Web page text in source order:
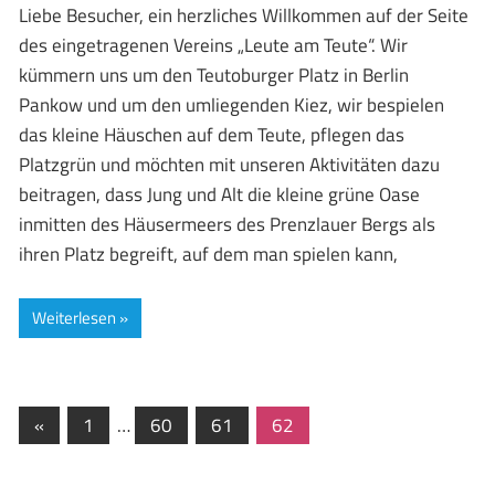
Liebe Besucher, ein herzliches Willkommen auf der Seite
des eingetragenen Vereins „Leute am Teute“. Wir
kümmern uns um den Teutoburger Platz in Berlin
Pankow und um den umliegenden Kiez, wir bespielen
das kleine Häuschen auf dem Teute, pflegen das
Platzgrün und möchten mit unseren Aktivitäten dazu
beitragen, dass Jung und Alt die kleine grüne Oase
inmitten des Häusermeers des Prenzlauer Bergs als
ihren Platz begreift, auf dem man spielen kann,
Weiterlesen
Seitennummerierung
« Vorherige
Beiträge
1 … 60 61 62